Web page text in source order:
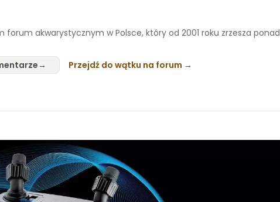
akwarystycznym w Polsce, który od 2001 roku zrzesza ponad
Przejdź do wątku na forum